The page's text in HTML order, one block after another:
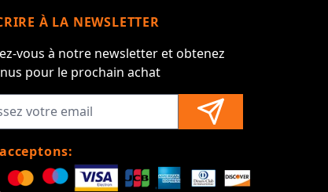
À LA NEWSLETTER
vous à notre newsletter et obtenez
pour le prochain achat